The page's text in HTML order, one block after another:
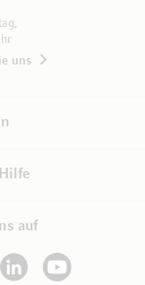
uns
auf
account
See our LinkedInSee our YouTube channel